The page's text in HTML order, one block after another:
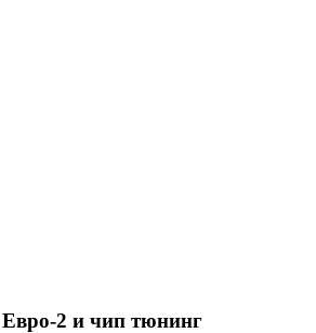
2 и чип тюнинг